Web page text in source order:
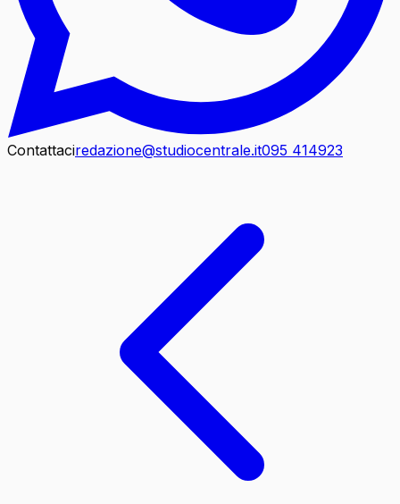
Contattaciredazione@studiocentrale.it095 414923